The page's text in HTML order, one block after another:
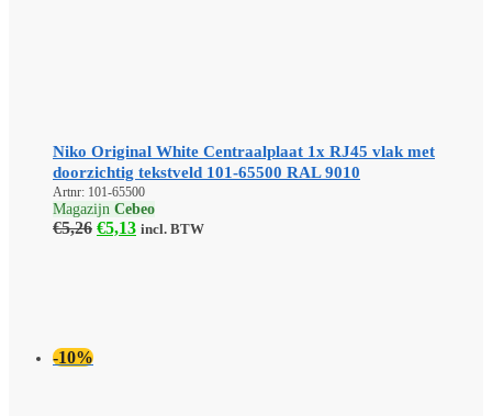
Niko Original White Centraalplaat 1x RJ45 vlak met
doorzichtig tekstveld 101-65500 RAL 9010
Artnr: 101-65500
Magazijn Cebeo
€5,26 Oorspronkelijke
€5,13Huidige
incl. BTW
-10%